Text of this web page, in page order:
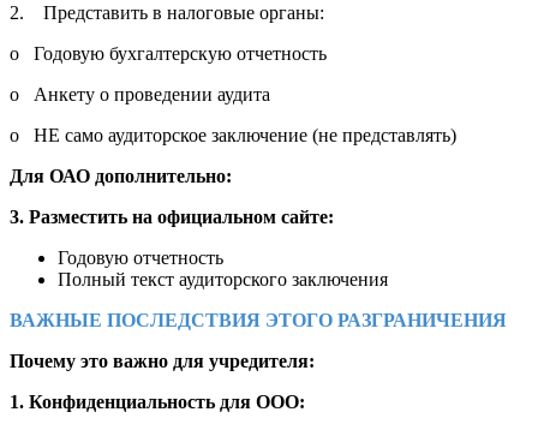
2. Представить в налоговые органы:
o Годовую бухгалтерскую отчетность
o Анкету о проведении аудита
o НЕ само аудиторское заключение (не представлять)
Для ОАО дополнительно:
3. Разместить на официальном сайте:
Годовую отчетность
Полный текст аудиторского заключения
ВАЖНЫЕ ПОСЛЕДСТВИЯ ЭТОГО РАЗГРАНИЧЕНИЯ
Почему это важно для учредителя:
1. Конфиденциальность для ООО: